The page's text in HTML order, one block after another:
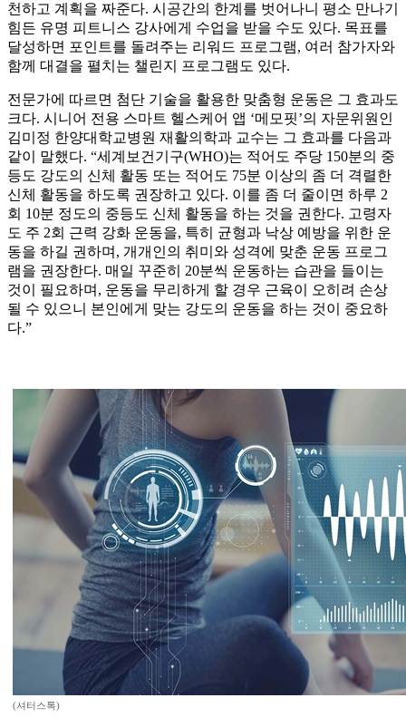
천하고 계획을 짜준다. 시공간의 한계를 벗어나니 평소 만나기
힘든 유명 피트니스 강사에게 수업을 받을 수도 있다. 목표를
달성하면 포인트를 돌려주는 리워드 프로그램, 여러 참가자와
함께 대결을 펼치는 챌린지 프로그램도 있다.
전문가에 따르면 첨단 기술을 활용한 맞춤형 운동은 그 효과도
크다. 시니어 전용 스마트 헬스케어 앱 ‘메모핏’의 자문위원인
김미정 한양대학교병원 재활의학과 교수는 그 효과를 다음과
같이 말했다. “세계보건기구(WHO)는 적어도 주당 150분의 중
등도 강도의 신체 활동 또는 적어도 75분 이상의 좀 더 격렬한
신체 활동을 하도록 권장하고 있다. 이를 좀 더 줄이면 하루 2
회 10분 정도의 중등도 신체 활동을 하는 것을 권한다. 고령자
도 주 2회 근력 강화 운동을, 특히 균형과 낙상 예방을 위한 운
동을 하길 권하며, 개개인의 취미와 성격에 맞춘 운동 프로그
램을 권장한다. 매일 꾸준히 20분씩 운동하는 습관을 들이는
것이 필요하며, 운동을 무리하게 할 경우 근육이 오히려 손상
될 수 있으니 본인에게 맞는 강도의 운동을 하는 것이 중요하
다.”
(셔터스톡)